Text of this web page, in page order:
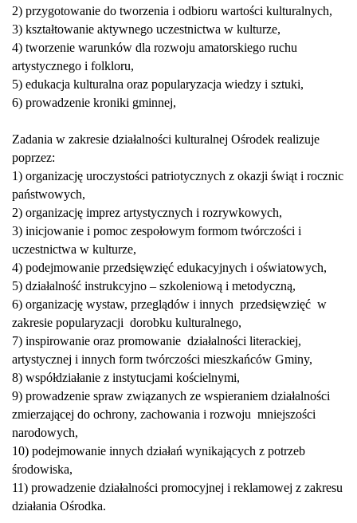
2) przygotowanie do tworzenia i odbioru wartości kulturalnych,
3) kształtowanie aktywnego uczestnictwa w kulturze,
4) tworzenie warunków dla rozwoju amatorskiego ruchu
artystycznego i folkloru,
5) edukacja kulturalna oraz popularyzacja wiedzy i sztuki,
6) prowadzenie kroniki gminnej,
Zadania w zakresie działalności kulturalnej Ośrodek realizuje
poprzez:
1) organizację uroczystości patriotycznych z okazji świąt i rocznic
państwowych,
2) organizację imprez artystycznych i rozrywkowych,
3) inicjowanie i pomoc zespołowym formom twórczości i
uczestnictwa w kulturze,
4) podejmowanie przedsięwzięć edukacyjnych i oświatowych,
5) działalność instrukcyjno – szkoleniową i metodyczną,
6) organizację wystaw, przeglądów i innych przedsięwzięć w
zakresie popularyzacji dorobku kulturalnego,
7) inspirowanie oraz promowanie działalności literackiej,
artystycznej i innych form twórczości mieszkańców Gminy,
8) współdziałanie z instytucjami kościelnymi,
9) prowadzenie spraw związanych ze wspieraniem działalności
zmierzającej do ochrony, zachowania i rozwoju mniejszości
narodowych,
10) podejmowanie innych działań wynikających z potrzeb
środowiska,
11) prowadzenie działalności promocyjnej i reklamowej z zakresu
działania Ośrodka.